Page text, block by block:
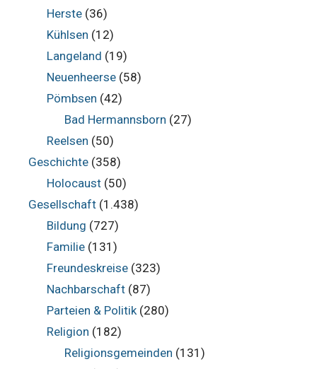
Herste(36)
Kühlsen (12)
Langeland (19)
Neuenheerse(58)
Pömbsen (42)
Bad Hermannsborn (27)
Reelsen (50)
Geschichte (358)
Holocaust(50)
Gesellschaft (1.438)
Bildung (727)
Familie(131)
Freundeskreise(323)
Nachbarschaft(87)
Parteien & Politik(280)
Religion (182)
Religionsgemeinden (131)